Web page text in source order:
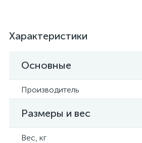
Характеристики
Основные
Производитель
Размеры и вес
Вес, кг